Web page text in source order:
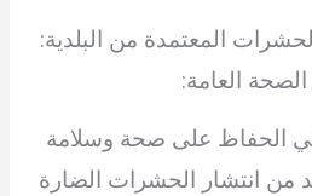
المعتمدة من البلدية:
العامة:
الحفاظ على صحة وسلامة
من انتشار الحشرات الضارة